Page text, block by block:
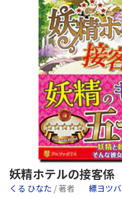
妖精ホテルの接客係
くる ひなた / 著者 縹ヨツバ